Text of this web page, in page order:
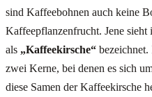
sind Kaffeebohnen auch keine
Kaffeepflanzenfrucht. Jene
als „Kaffeekirsche“
zwei Kerne, bei denen es sich
diese Samen der Kaffeekirsche